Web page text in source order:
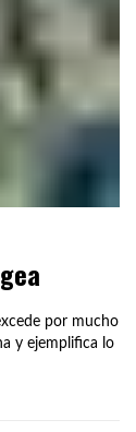
por mucho
y ejemplifica lo